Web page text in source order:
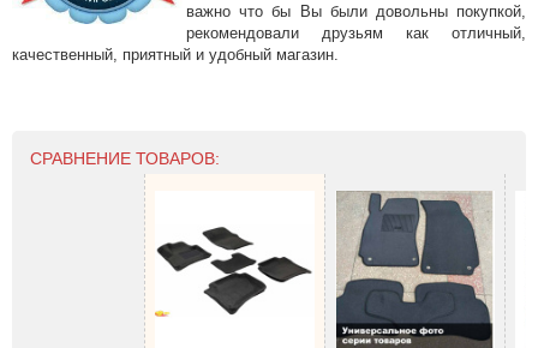
важно что бы Вы были довольны покупкой,
рекомендовали друзьям как отличный,
качественный, приятный и удобный магазин.
СРАВНЕНИЕ ТОВАРОВ: